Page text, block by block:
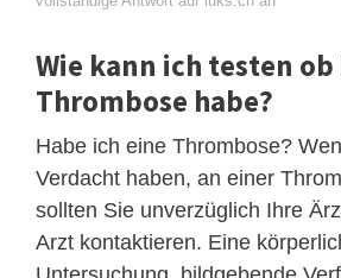
Wie kann ich testen ob
Thrombose habe?
Habe ich eine Thrombose?
Verdacht haben, an einer
sollten Sie unverzüglich Ihre
Arzt kontaktieren. Eine